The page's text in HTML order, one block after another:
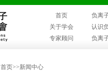
首页
负离
关于学会
认识
专家顾问
负离
首页>>新闻中心